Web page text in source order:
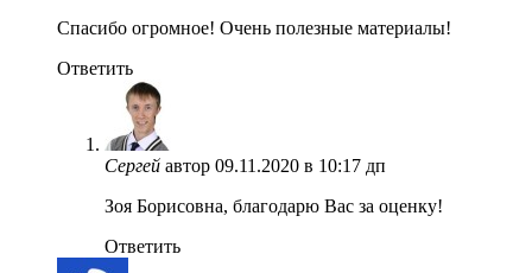
Cпасибо огромное! Очень полезные материалы!
Ответить
Сергей автор 09.11.2020 в 10:17 дп
Зоя Борисовна, благодарю Вас за оценку!
Ответить